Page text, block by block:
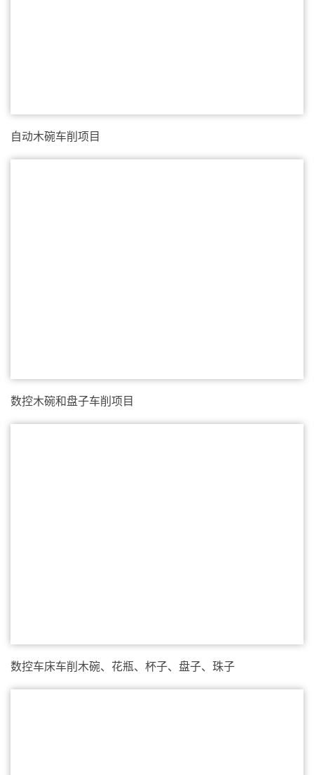
自动木碗车削项目
数控木碗和盘子车削项目
数控车床车削木碗、花瓶、杯子、盘子、珠子